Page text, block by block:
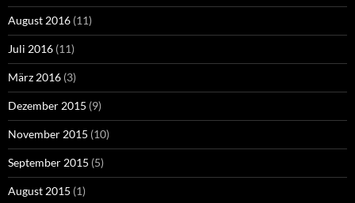
August 2016 (11)
Juli 2016 (11)
März 2016 (3)
Dezember 2015 (9)
November 2015 (10)
September 2015 (5)
August 2015 (1)